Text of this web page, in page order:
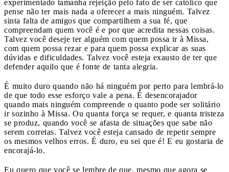
experimentado tamanha rejeição pelo fato de ser católico que
pense não ter mais nada a oferecer a mais ninguém. Talvez
sinta falta de amigos que compartilhem a sua fé, que
compreendam quem você é e por que acredita nessas coisas.
Talvez você deseje ter alguém com quem possa ir à Missa,
com quem possa rezar e para quem possa explicar as suas
dúvidas e dificuldades. Talvez você esteja exausto de ter que
defender aquilo que é fonte de tanta alegria.
É muito duro quando não há ninguém por perto para lembrá-lo
de que todo esse esforço vale a pena. É desencorajador
quando mais ninguém compreende o quanto pode ser solitário
ir sozinho à Missa. Ou quanta força se requer, e quanta tristeza
se produz, quando você se afasta de situações que sabe não
serem corretas. Talvez você esteja cansado de repetir sempre
os mesmos velhos erros. É duro, eu sei que é! E eu gostaria de
encorajá-lo.
Eu quero que você se lembre de que, mesmo que agora se